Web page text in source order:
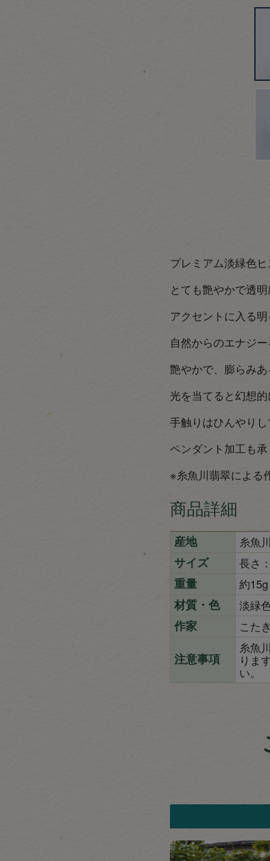
プレミアム淡緑色
とても艶やかで透
アクセントに入る
自然からのエナジ
艶やかで、膨らみ
光を当てると幻想
手触りはひんやり
ペンダント加工も
※糸魚川翡翠による
商品詳細
産地 糸魚
サイズ 長さ
重量 約15g
材質・色 淡緑
作家 こた
注意事項
糸魚
りま
い。